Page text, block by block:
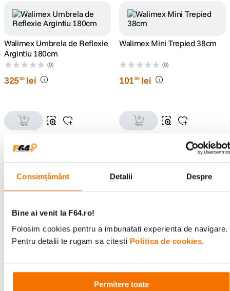
Consimțământ Detalii Despre
Bine ai venit la F64.ro!
Folosim cookies pentru a imbunatati experienta de navigare.
Pentru detalii te rugam sa citesti Politica de cookies.
Permitere toate
Walimex Umbrela de Reflexie
Argintiu 180cm
(0)
32500 lei
Walimex Mini Trepied 38cm
(0)
10100 lei
(0)
188 lei
76200 lei